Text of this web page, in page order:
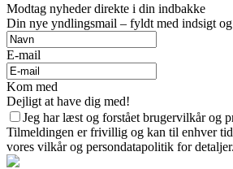
Modtag nyheder direkte i din indbakke
Din nye yndlingsmail – fyldt med indsigt
E-mail
Kom med
Dejligt at have dig med!
Jeg har læst og forstået brugervilkår og
Tilmeldingen er frivillig og kan til enhver
vores vilkår og persondatapolitik for detaljer.